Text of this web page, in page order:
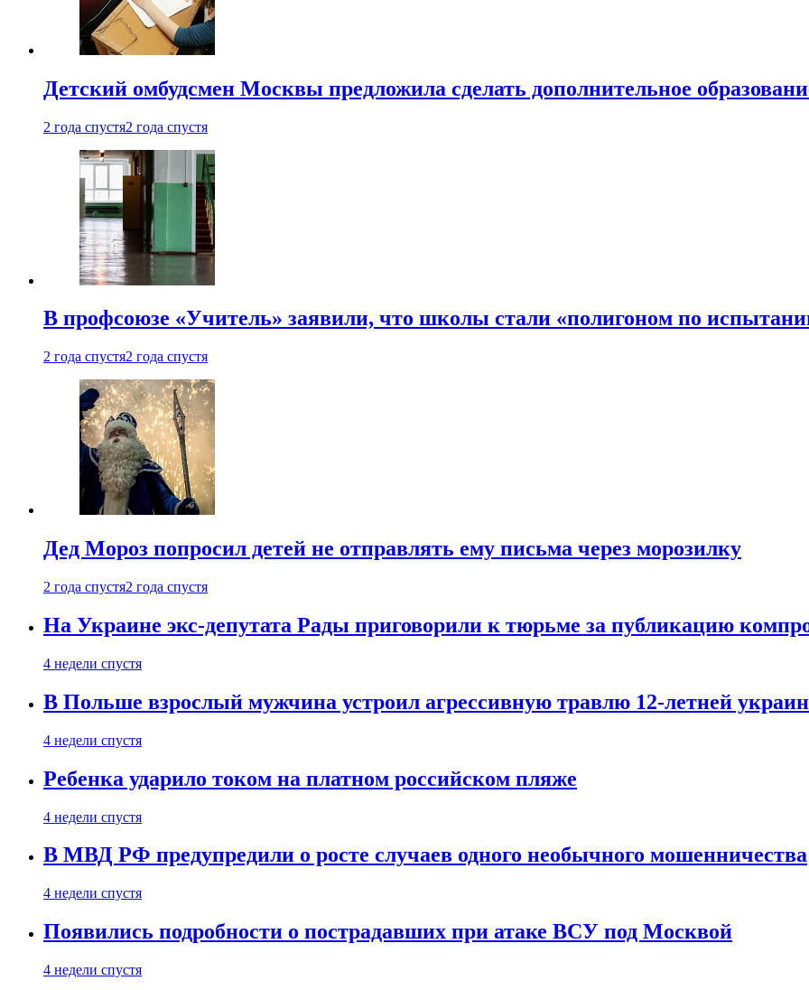
Детский омбудсмен Москвы предложила сделать дополнительное
2 года спустя2 года спустя
В профсоюзе «Учитель» заявили, что школы стали «полигоном по
2 года спустя2 года спустя
Дед Мороз попросил детей не отправлять ему письма через морозилку
2 года спустя2 года спустя
На Украине экс-депутата Рады приговорили к тюрьме за публикацию
4 недели спустя
В Польше взрослый мужчина устроил агрессивную травлю 12-летней
4 недели спустя
Ребенка ударило током на платном российском пляже
4 недели спустя
В МВД РФ предупредили о росте случаев одного необычного мошенничества
4 недели спустя
Появились подробности о пострадавших при атаке ВСУ под Москвой
4 недели спустя